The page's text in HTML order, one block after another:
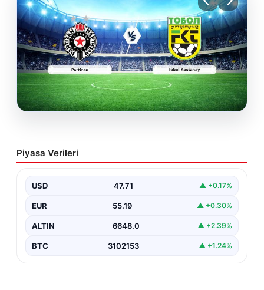
CANLI | Partizan – Tobol Kostanay Canlı
Maç Anlatımı
Piyasa Verileri
USD 47.71 ▲ +0.17%
EUR 55.19 ▲ +0.30%
ALTIN 6648.0 ▲ +2.39%
BTC 3102153 ▲ +1.24%